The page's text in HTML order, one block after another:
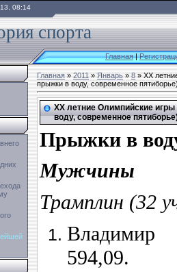
08:14
спорта
Главная|
Главная»2011»Январь»8» XX
прыжки в воду, современное
XX летние Олимпийские игры
воду, современное
Прыжки в
Мужчины
Трамплин (32
594,09.